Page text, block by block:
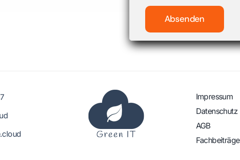
Absenden
Impressum
Datenschutz
AGB
Fachbeiträge